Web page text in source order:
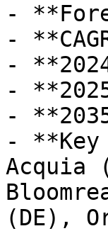
-
-
-
-
-
-
Acquia
(DE),